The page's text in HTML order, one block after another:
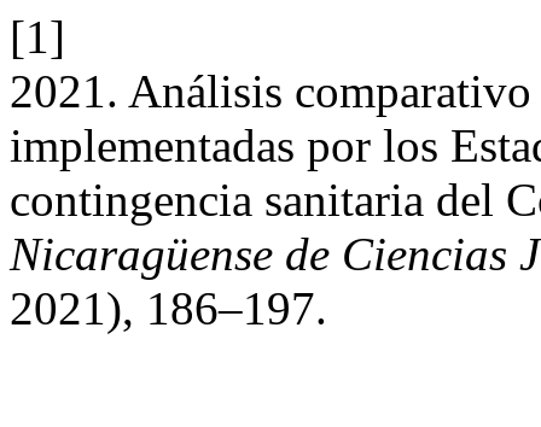
[1]
2021. Análisis
implementadas por los
contingencia sanitaria del
Nicaragüense de Ciencias
2021), 186–197.